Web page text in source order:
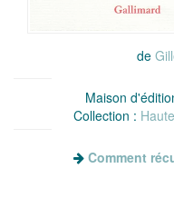
de
Maison
Collection :
Comment